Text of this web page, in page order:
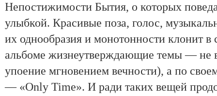
Непостижимости Бытия, о которых
улыбкой. Красивые поза, голос,
их однообразия и монотонности клонит
альбоме жизнеутверждающие темы — не
упоение мгновением вечности), а по
— «Only Time». И ради таких вещей